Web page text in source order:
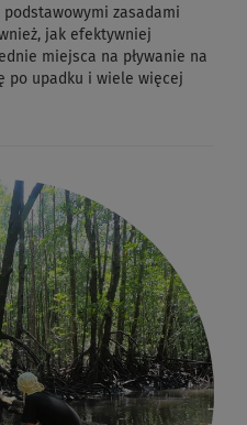
podstawowymi zasadami
jak efektywniej
miejsca na pływanie na
po upadku i wiele więcej